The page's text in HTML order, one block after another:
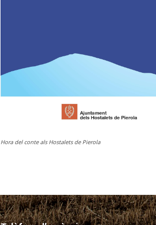
Hora del conte als Hostalets de Pierola